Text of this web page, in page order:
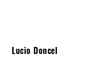
Lucio Doncel